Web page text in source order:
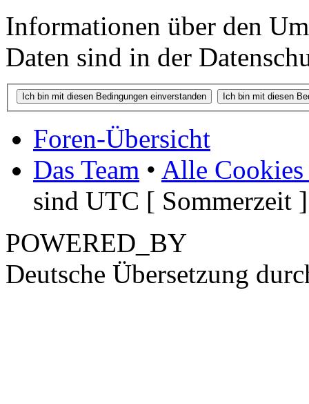
Informationen über den
Daten sind in der
Foren-Übersicht
Das Team • Alle Cookies
sind UTC [ Sommerzeit ]
POWERED_BY
Deutsche Übersetzung